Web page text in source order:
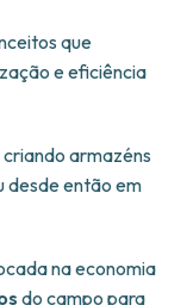
que
e eficiência
armazéns
desde então em
na economia
do campo para